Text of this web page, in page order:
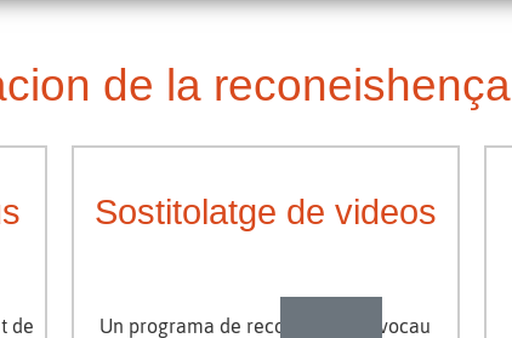
de la
de
Sostitolatge de videos
Un programa de reconeishença vocau